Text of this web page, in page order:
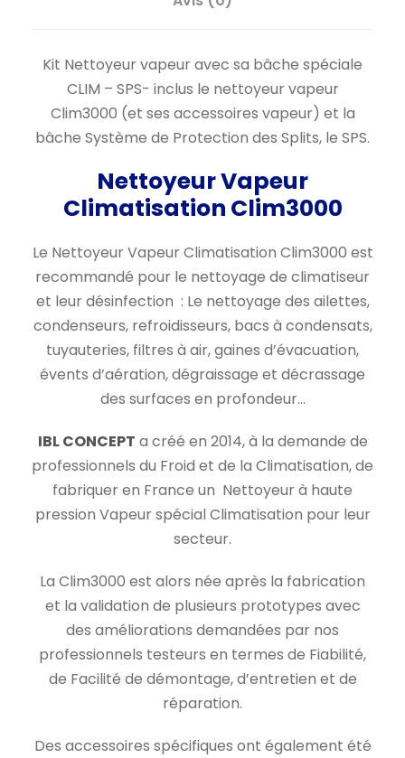
Kit Nettoyeur vapeur avec sa bâche spéciale
CLIM – SPS- inclus le nettoyeur vapeur
Clim3000 (et ses accessoires vapeur) et la
bâche Système de Protection des Splits, le SPS.
Nettoyeur Vapeur
Climatisation Clim3000
Le Nettoyeur Vapeur Climatisation Clim3000 est
recommandé pour le nettoyage de climatiseur
et leur désinfection : Le nettoyage des ailettes,
condenseurs, refroidisseurs, bacs à condensats,
tuyauteries, filtres à air, gaines d’évacuation,
évents d’aération, dégraissage et décrassage
des surfaces en profondeur…
IBL CONCEPT a créé en 2014, à la demande de
professionnels du Froid et de la Climatisation, de
fabriquer en France un Nettoyeur à haute
pression Vapeur spécial Climatisation pour leur
secteur.
La Clim3000 est alors née après la fabrication
et la validation de plusieurs prototypes avec
des améliorations demandées par nos
professionnels testeurs en termes de Fiabilité,
de Facilité de démontage, d’entretien et de
réparation.
Des accessoires spécifiques ont également été